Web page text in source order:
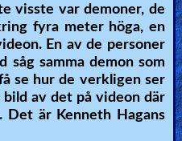
visste var demoner, de
fyra meter höga, en
En av de personer
såg samma demon som
se hur de verkligen ser
av det på videon där
är Kenneth Hagans